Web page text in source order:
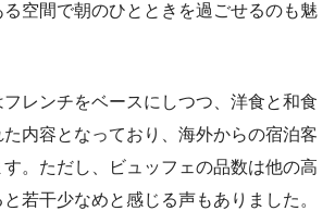
空間で朝のひとときを過ごせるのも魅
レンチをベースにしつつ、洋食と和食
内容となっており、海外からの宿泊客
。ただし、ビュッフェの品数は他の高
若干少なめと感じる声もありました。